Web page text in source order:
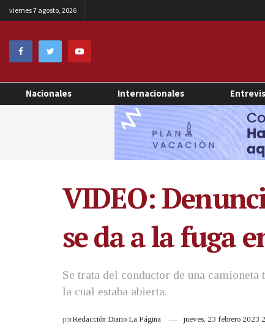
viernes 7 agosto, 2026
Nacionales Internacionales
VIDEO:
se da a la fuga
Se trata del conductor de una
la cual estaba abierta.
porRedacción Diario La Página jueves, 23 febrero 2023